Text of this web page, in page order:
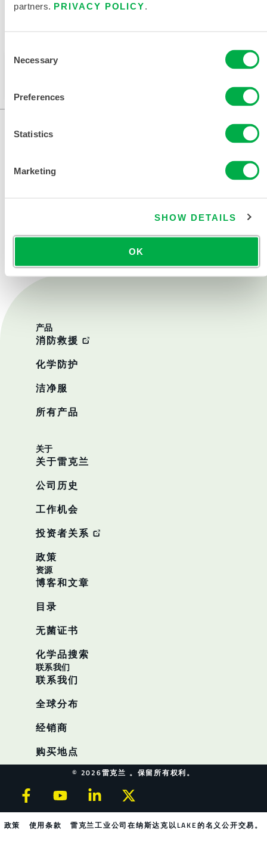
partners. PRIVACY POLICY.
Selection
Necessary
Preferences
Statistics
Marketing
SHOW DETAILS
OK
此产品通常不在您所在的区域销售。您可以在页面顶部
联系我们
产品
消防救援
化学防护
洁净服
所有产品
关于
关于雷克兰
公司历史
工作机会
投资者关系
政策
资源
博客和文章
目录
无菌证书
化学品搜索
联系我们
联系我们
全球分布
经销商
购买地点
© 2026雷克兰 。保留所有权利。
政策 使用条款 雷克兰工业公司在纳斯达克以LAKE的名义公开交易。